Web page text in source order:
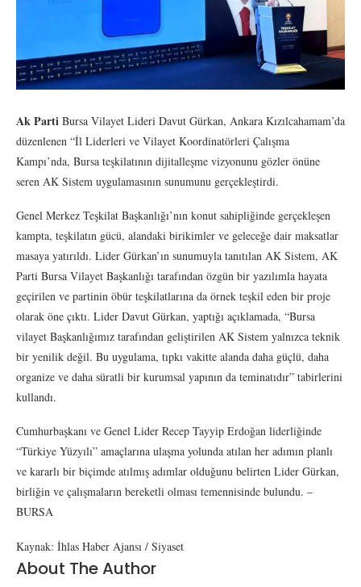
Ak Parti Bursa Vilayet Lideri Davut Gürkan, Ankara Kızılcahamam’da
düzenlenen “İl Liderleri ve Vilayet Koordinatörleri Çalışma
Kampı’nda, Bursa teşkilatının dijitalleşme vizyonunu gözler önüne
seren AK Sistem uygulamasının sunumunu gerçekleştirdi.
Genel Merkez Teşkilat Başkanlığı’nın konut sahipliğinde gerçekleşen
kampta, teşkilatın gücü, alandaki birikimler ve geleceğe dair maksatlar
masaya yatırıldı. Lider Gürkan’ın sunumuyla tanıtılan AK Sistem, AK
Parti Bursa Vilayet Başkanlığı tarafından özgün bir yazılımla hayata
geçirilen ve partinin öbür teşkilatlarına da örnek teşkil eden bir proje
olarak öne çıktı. Lider Davut Gürkan, yaptığı açıklamada, “Bursa
vilayet Başkanlığımız tarafından geliştirilen AK Sistem yalnızca teknik
bir yenilik değil. Bu uygulama, tıpkı vakitte alanda daha güçlü, daha
organize ve daha süratli bir kurumsal yapının da teminatıdır” tabirlerini
kullandı.
Cumhurbaşkanı ve Genel Lider Recep Tayyip Erdoğan liderliğinde
“Türkiye Yüzyılı” amaçlarına ulaşma yolunda atılan her adımın planlı
ve kararlı bir biçimde atılmış adımlar olduğunu belirten Lider Gürkan,
birliğin ve çalışmaların bereketli olması temennisinde bulundu. –
BURSA
Kaynak: İhlas Haber Ajansı / Siyaset
About The Author